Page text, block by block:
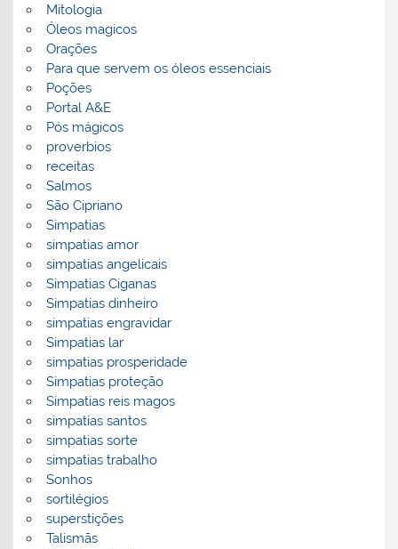
Mitologia
Óleos magicos
Orações
Para que servem os óleos essenciais
Poções
Portal A&E
Pós mágicos
proverbios
receitas
Salmos
São Cipriano
Simpatias
simpatias amor
simpatias angelicais
Simpatias Ciganas
Simpatias dinheiro
simpatias engravidar
Simpatias lar
simpatias prosperidade
Simpatias proteção
Simpatias reis magos
simpatias santos
simpatias sorte
simpatias trabalho
Sonhos
sortilégios
superstições
Talismãs